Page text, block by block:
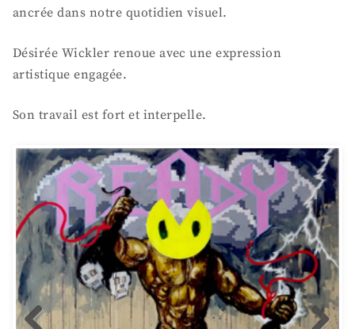
ancrée dans notre quotidien visuel.
Désirée Wickler renoue avec une expression
artistique engagée.
Son travail est fort et interpelle.